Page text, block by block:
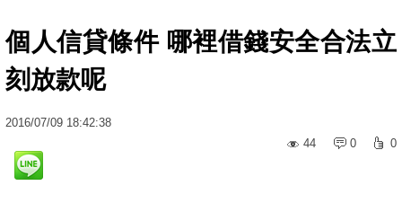
個人信貸條件 哪裡借錢安全合法立
刻放款呢
2016/07/09 18:42:38
44
0 0